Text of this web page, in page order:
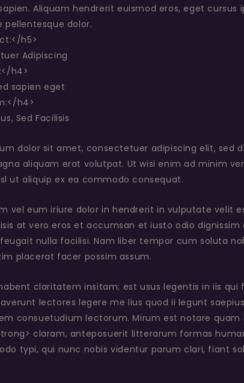
Aliquam hendrerit euismod eros, eget
pellentesque dolor.
h5>
Adipiscing
h4>
sapien eget
h4>
Sed Facilisis
dolor sit amet, consectetuer adipiscing elit,
aliquam erat volutpat. Ut wisi enim ad minim
ut aliquip ex ea commodo consequat.
vel eum iriure dolor in hendrerit in vulputate velit
at vero eros et accumsan et iusto odio
nulla facilisi. Nam liber tempor cum soluta
placerat facer possim assum.
claritatem insitam; est usus legentis in iis
lectores legere me lius quod ii legunt
consuetudium lectorum. Mirum est notare
claram, anteposuerit litterarum formas
typi, qui nunc nobis videntur parum clari, fiant